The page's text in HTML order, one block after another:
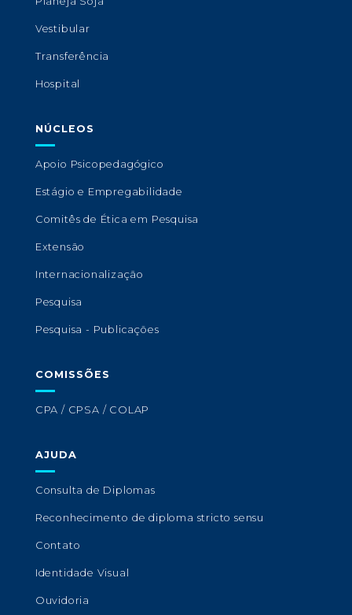
Vestibular
Transferência
Hospital
NÚCLEOS
Apoio Psicopedagógico
Estágio e Empregabilidade
Comitês de Ética em Pesquisa
Extensão
Internacionalização
Pesquisa
Pesquisa - Publicações
COMISSÕES
CPA / CPSA / COLAP
AJUDA
Consulta de Diplomas
Reconhecimento de diploma stricto sensu
Contato
Identidade Visual
Ouvidoria